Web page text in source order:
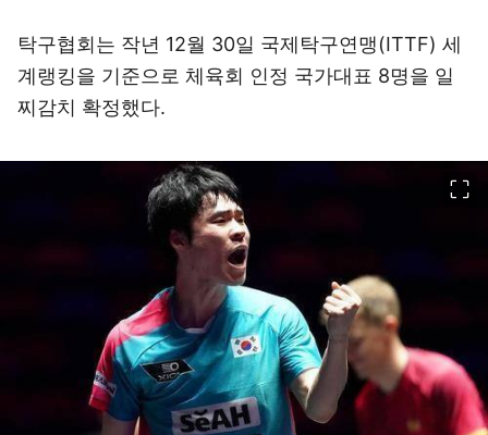
탁구협회는 작년 12월 30일 국제탁구연맹(ITTF) 세
계랭킹을 기준으로 체육회 인정 국가대표 8명을 일
찌감치 확정했다.